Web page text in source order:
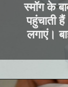
स्मॉग के
पहुंचाती
लगाएं।